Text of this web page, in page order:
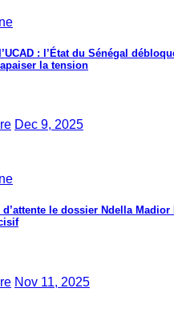
: l’État du Sénégal
la tension
Dec 9, 2025
le dossier Ndella
Nov 11, 2025